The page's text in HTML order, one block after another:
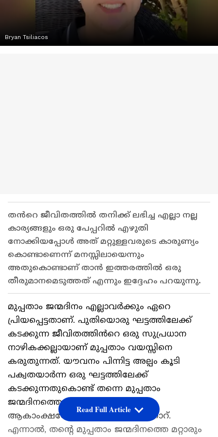
Bryan Tsiliacos
തൻറെ ജീവിതത്തിൽ തനിക്ക് ലഭിച്ച എല്ലാ നല്ല
കാര്യങ്ങളും ഒരു പേപ്പറിൽ എഴുതി
നോക്കിയപ്പോൾ അത് മറ്റുള്ളവരുടെ കാരുണ്യം
കൊണ്ടാണെന്ന് മനസ്സിലായെന്നും
അതുകൊണ്ടാണ് താൻ ഇത്തരത്തിൽ ഒരു
തീരുമാനമെടുത്തത് എന്നും ഇദ്ദേഹം പറയുന്നു.
മുപ്പതാം ജന്മദിനം എല്ലാവർക്കും ഏറെ
പ്രിയപ്പെട്ടതാണ്. ‌പുതിയൊരു ഘട്ടത്തിലേക്ക്
കടക്കുന്ന ജീവിതത്തിൻറെ ഒരു സുപ്രധാന
നാഴികക്കല്ലായാണ് മുപ്പതാം വയസ്സിനെ
കരുതുന്നത്. യൗവനം പിന്നിട്ട അല്പം കൂടി
പക്വതയാർന്ന ഒരു ഘട്ടത്തിലേക്ക്
കടക്കുന്നതുകൊണ്ട് തന്നെ മുപ്പതാം
ജന്മദിനത്തെ എല്ലാവരും ഏറെ
ആകാംക്ഷയോടെയാണ് സ്വീകരിക്കാറ്.
എന്നാൽ, തന്റെ മുപ്പതാം ജന്മദിനത്തെ മറ്റാരും
Read Full Article